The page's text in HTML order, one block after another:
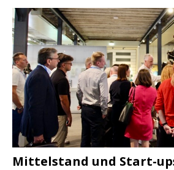
Mittelstand und Start-